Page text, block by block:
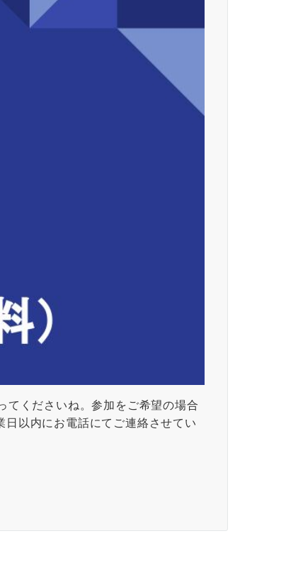
てくださいね。参加をご希望の場合
以内にお電話にてご連絡させてい